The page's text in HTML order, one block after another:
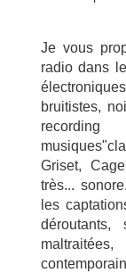
Je vous
radio dans
bruitistes,
Griset,
très...
les
déroutants,